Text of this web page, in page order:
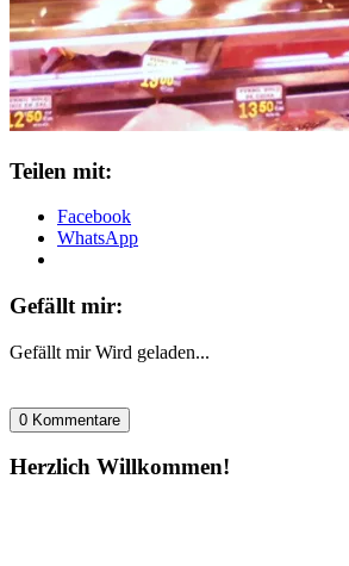
Teilen mit:
Facebook
WhatsApp
Gefällt mir:
Gefällt mir Wird geladen...
0 Kommentare
Herzlich Willkommen!